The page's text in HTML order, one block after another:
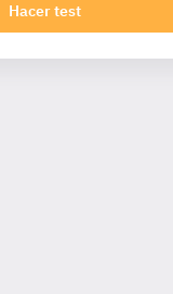
Hacer test